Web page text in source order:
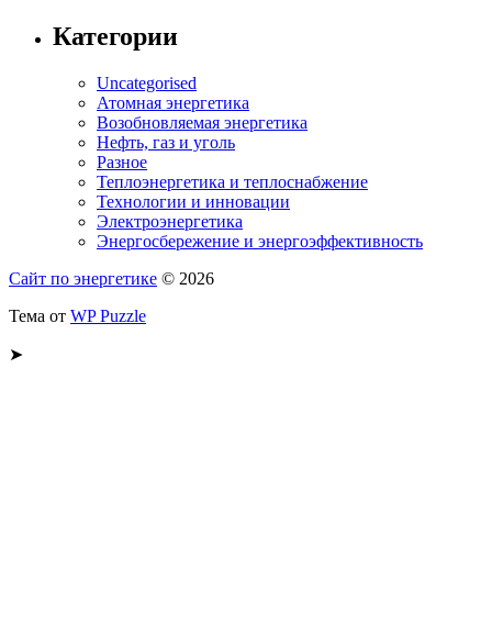
Категории
Uncategorised
Атомная энергетика
Возобновляемая энергетика
Нефть, газ и уголь
Разное
Теплоэнергетика и теплоснабжение
Технологии и инновации
Электроэнергетика
Энергосбережение и энергоэффективность
Сайт по энергетике © 2026
Тема от WP Puzzle
➤